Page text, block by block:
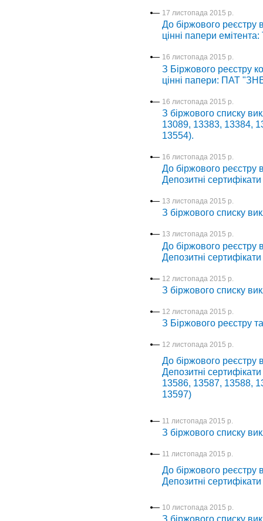
17 листопада 2015 р.
До біржового реєстру
цінні папери
16 листопада 2015 р.
З Біржового реєстру
цінні папери: ПАТ
16 листопада 2015 р.
З біржового списку
13089, 13383, 13384,
13554).
16 листопада 2015 р.
До біржового реєстру
Депозитні
13 листопада 2015 р.
З біржового списку
13 листопада 2015 р.
До біржового реєстру
Депозитні
12 листопада 2015 р.
З біржового списку
12 листопада 2015 р.
З Біржового реєстру
12 листопада 2015 р.
До біржового реєстру
Депозитні
13586, 13587, 13588,
13597)
11 листопада 2015 р.
З біржового списку
11 листопада 2015 р.
До біржового реєстру
Депозитні
10 листопада 2015 р.